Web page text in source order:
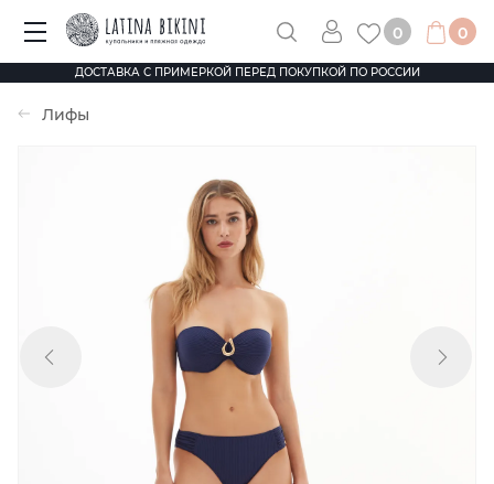
ДОСТАВКА С ПРИМЕРКОЙ ПЕРЕД ПОКУПКОЙ ПО РОССИИ
0 0
Лифы